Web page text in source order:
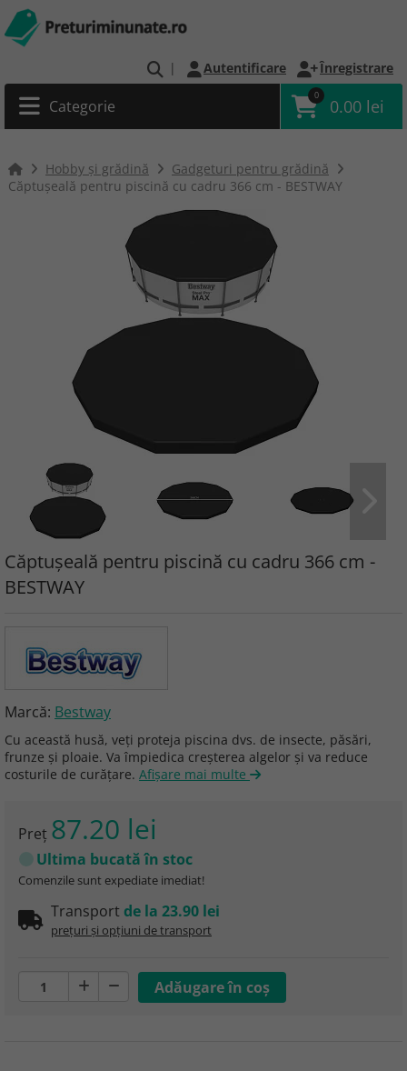
| Autentificare Înregistrare
Categorie
0
0.00 lei
Hobby și grădină
Gadgeturi pentru grădină
Căptușeală pentru piscină cu cadru 366 cm - BESTWAY
Căptușeală pentru piscină cu cadru 366 cm -
BESTWAY
Marcă: Bestway
Cu această husă, veți proteja piscina dvs. de insecte, păsări,
frunze și ploaie. Va împiedica creșterea algelor și va reduce
costurile de curățare. Afişare mai multe
Preţ 87.20 lei
Ultima bucată în stoc
Comenzile sunt expediate imediat!
Transport de la 23.90 lei
prețuri și opțiuni de transport